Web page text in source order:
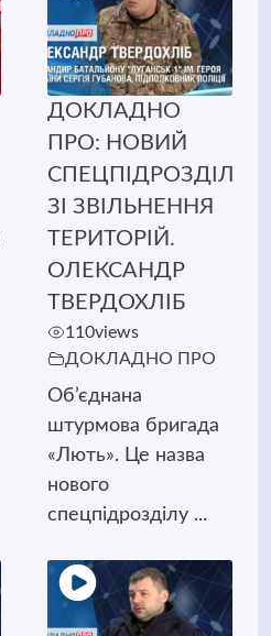
ДОКЛАДНО
ПРО: НОВИЙ
СПЕЦПІДРОЗДІЛ
ЗІ ЗВІЛЬНЕННЯ
ТЕРИТОРІЙ.
ОЛЕКСАНДР
ТВЕРДОХЛІБ
110views
ДОКЛАДНО ПРО
Об’єднана
штурмова бригада
«Лють». Це назва
нового
спецпідрозділу ...